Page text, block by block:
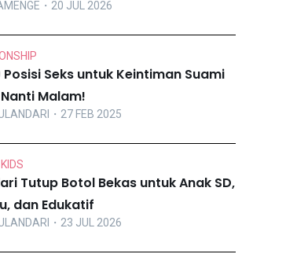
・20 JUL 2026
Posisi Seks untuk Keintiman Suami
Malam!
・27 FEB 2025
Tutup Botol Bekas untuk Anak SD,
dan Edukatif
・23 JUL 2026